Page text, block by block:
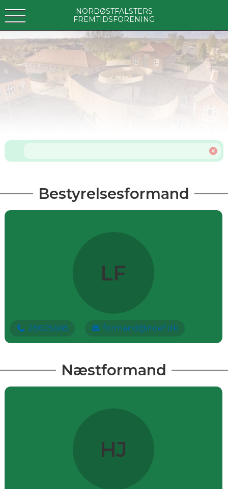
NORDØSTFALSTERS
FREMTIDSFORENING
Bestyrelsesformand
LF
28605668 formand@noef.dk
Næstformand
HJ